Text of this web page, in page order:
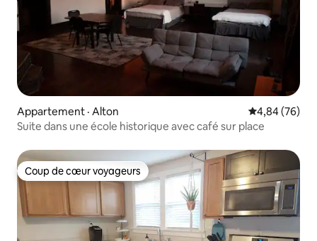
Appartement · Alton Note
4,84 (76)
Suite dans une école historique avec café sur place
Coup de cœur voyageurs
Coup de cœur voyageurs